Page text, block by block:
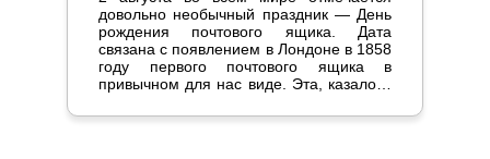
довольно необычный праздник — День
рождения почтового ящика. Дата
связана с появлением в Лондоне в 1858
году первого почтового ящика в
привычном для нас виде. Эта, казалось
и серьезно повлияла на жизнь